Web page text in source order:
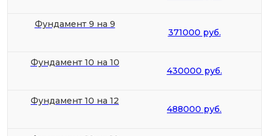
Фундамент 9 на 9
371000 руб.
Фундамент 10 на 10
430000 руб.
Фундамент 10 на 12
488000 руб.